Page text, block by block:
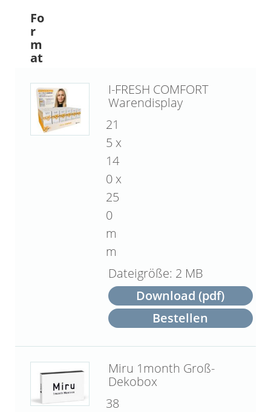
Fo
r
m
at
I-FRESH COMFORT
Warendisplay
21
5 x
14
0 x
25
0
m
m
2 MB
Download (pdf)
Bestellen
Miru 1month Groß-
Dekobox
38